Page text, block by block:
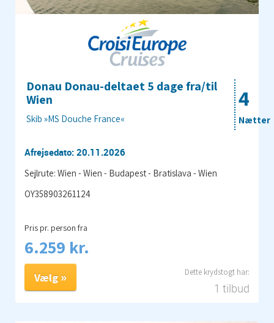
4
Nætter
Donau Donau-deltaet 5 dage fra/til
Wien
Skib »MS Douche France«
Afrejsedato: 20.11.2026
Sejlrute: Wien - Wien - Budapest - Bratislava - Wien
OY358903261124
Pris pr. person fra
6.259 kr.
1 tilbud
Vælg